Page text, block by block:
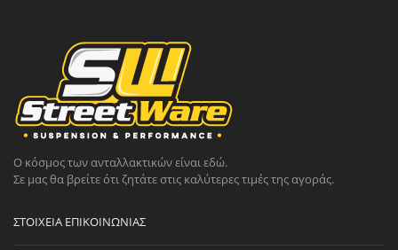
Ο κόσμος των ανταλλακτικών είναι εδώ.
Σε μας θα βρείτε ότι ζητάτε στις καλύτερες τιμές της αγοράς.
ΣΤΟΙΧΕΊΑ ΕΠΙΚΟΙΝΩΝΊΑΣ